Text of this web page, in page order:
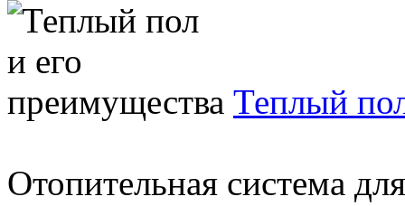
Теплый
Отопительная система